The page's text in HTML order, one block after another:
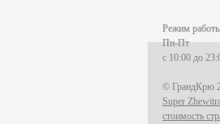
Режим
Пн-Пт
с 10:00 до
© ГрандКрю
Super
стоимость